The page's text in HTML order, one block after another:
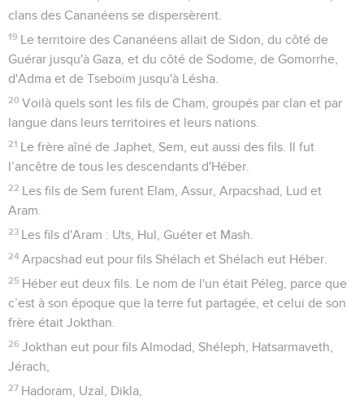
clans des Cananéens se dispersèrent.
19 Le territoire des Cananéens allait de Sidon, du côté de
Guérar jusqu'à Gaza, et du côté de Sodome, de Gomorrhe,
d'Adma et de Tseboïm jusqu'à Lésha.
20 Voilà quels sont les fils de Cham, groupés par clan et par
langue dans leurs territoires et leurs nations.
21 Le frère aîné de Japhet, Sem, eut aussi des fils. Il fut
l’ancêtre de tous les descendants d'Héber.
22 Les fils de Sem furent Elam, Assur, Arpacshad, Lud et
Aram.
23 Les fils d'Aram : Uts, Hul, Guéter et Mash.
24 Arpacshad eut pour fils Shélach et Shélach eut Héber.
25 Héber eut deux fils. Le nom de l'un était Péleg, parce que
c’est à son époque que la terre fut partagée, et celui de son
frère était Jokthan.
26 Jokthan eut pour fils Almodad, Shéleph, Hatsarmaveth,
Jérach,
27 Hadoram, Uzal, Dikla,